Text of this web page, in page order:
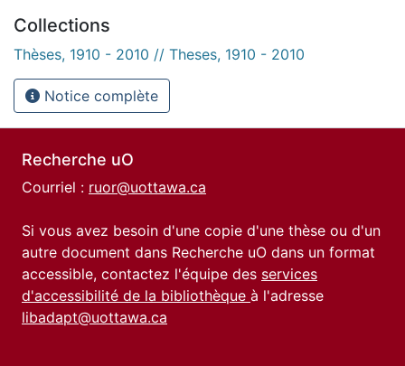
Collections
Thèses, 1910 - 2010 // Theses, 1910 - 2010
Notice complète
Recherche uO
Courriel : ruor@uottawa.ca
Si vous avez besoin d'une copie d'une thèse ou d'un
autre document dans Recherche uO dans un format
accessible, contactez l'équipe des services
d'accessibilité de la bibliothèque à l'adresse
libadapt@uottawa.ca